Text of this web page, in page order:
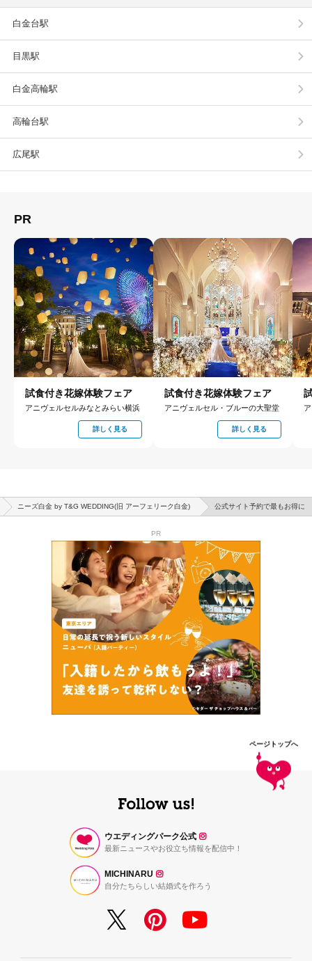
白金台駅
目黒駅
白金高輪駅
高輪台駅
広尾駅
PR
試食付き花嫁体験フェア
アニヴェルセルみなとみらい横浜
詳しく見る
試食付き花嫁体験フェア
アニヴェルセル・ブルーの大聖堂
詳しく見る
ニーズ白金 by T&G WEDDING(旧 アーフェリーク白金) 公式サイト予約で最もお得に
PR
ページトップへ
ウエディングパーク公式
最新ニュースやお役立ち情報を配信中！
MICHINARU
自分たちらしい結婚式を作ろう